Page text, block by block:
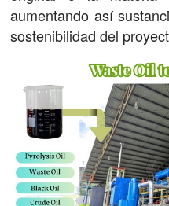
aumentando así
sostenibilidad del